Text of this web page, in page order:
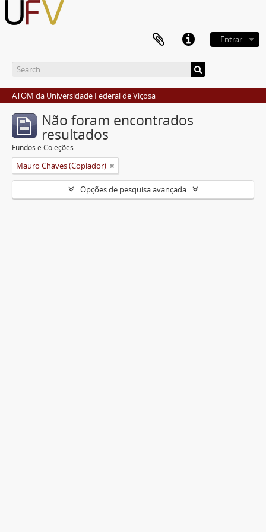
Entrar
ATOM da Universidade Federal de Viçosa
Não foram encontrados
resultados
Fundos e Coleções
Mauro Chaves (Copiador)
Opções de pesquisa avançada